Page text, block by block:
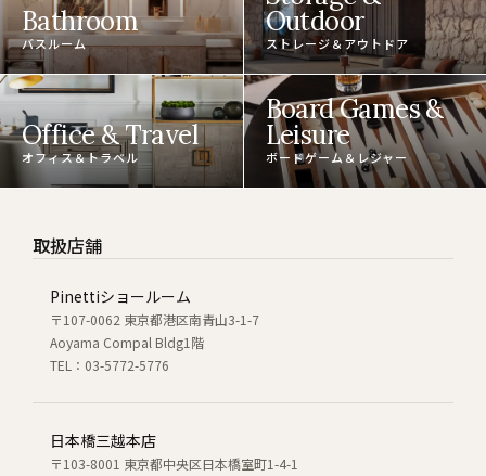
Bathroom
バスルーム
Outdoor
ストレージ＆アウトドア
Office & Travel
オフィス＆トラベル
Board Games &
Leisure
ボードゲーム＆レジャー
取扱店舗
Pinettiショールーム
〒107-0062 東京都港区南青山3-1-7
Aoyama Compal Bldg1階
TEL：03-5772-5776
日本橋三越本店
〒103-8001 東京都中央区日本橋室町1-4-1